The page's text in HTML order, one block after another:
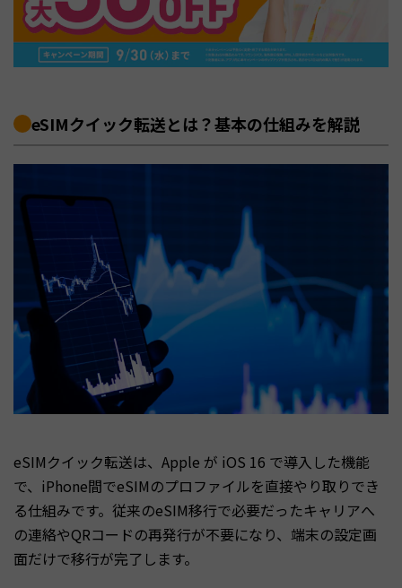
eSIMクイック転送とは？基本の仕組みを解説
eSIMクイック転送は、Apple が iOS 16 で導入した機能
で、iPhone間でeSIMのプロファイルを直接やり取りでき
る仕組みです。従来のeSIM移行で必要だったキャリアへ
の連絡やQRコードの再発行が不要になり、端末の設定画
面だけで移行が完了します。